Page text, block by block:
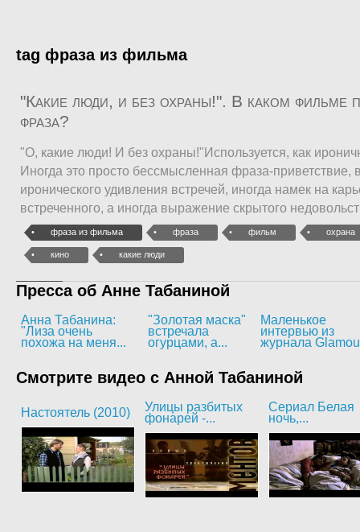
tag фраза из фильма
"Какие люди, и без охраны!". В каком фильме
фраза?
"О, какие люди! И без охраны!"Используется, как
Иногда это просто бессмысленная фраза-приветствие,
иронического удивления встречей, иногда намек на
встреченного, а иногда выражение скрытого
фраза из фильма фраза фильм охрана
кино какие люди
Пресса об Анне Табаниной
Анна Табанина:
"Лиза очень
похожа на меня...
"Золотая маска"
встречала
огурцами, а...
Маленькое
интервью из
журнала
Смотрите видео с Анной Табаниной
Настоятель (2010)
Улицы разбитых
фонарей -...
Сериал Белая
ночь,...